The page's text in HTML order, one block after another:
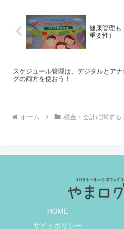
健康管理も
重要性）
スケジュール管理は、デジタルとアナ
グの両方を使おう！
ホーム 税金・会計に関する
HOME
サイトポリシー